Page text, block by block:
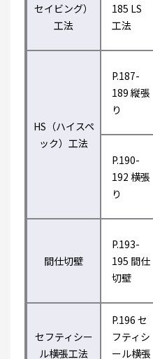
セイビング）
工法
185 LS
工法
HS（ハイスペ
ック）工法
P.187-
189 縦張
り
P.190-
192 横張
り
間仕切壁
P.193-
195 間仕
切壁
セフティシー
ル横張工法
P.196 セ
フティシ
ール横張